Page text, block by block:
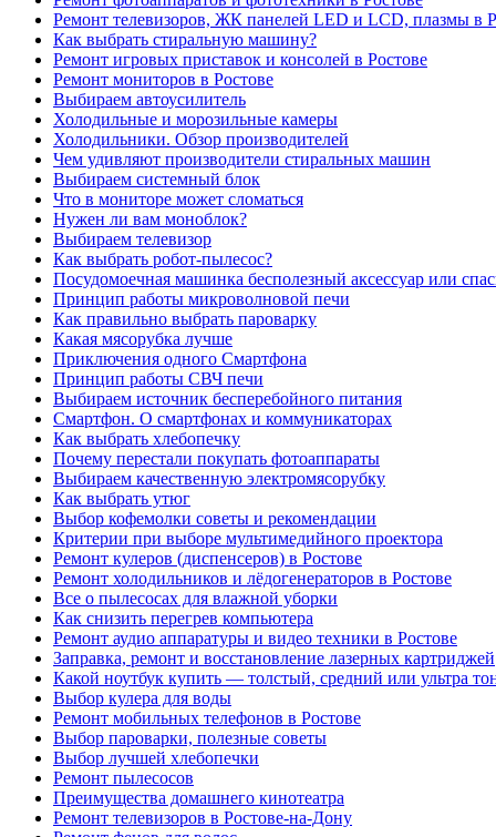
Ремонт телевизоров, ЖК панелей LED и LCD, плазмы в
Как выбрать стиральную машину?
Ремонт игровых приставок и консолей в Ростове
Ремонт мониторов в Ростове
Выбираем автоусилитель
Холодильные и морозильные камеры
Холодильники. Обзор производителей
Чем удивляют производители стиральных машин
Выбираем системный блок
Что в мониторе может сломаться
Нужен ли вам моноблок?
Выбираем телевизор
Как выбрать робот-пылесос?
Посудомоечная машинка бесполезный аксессуар или
Принцип работы микроволновой печи
Как правильно выбрать пароварку
Какая мясорубка лучше
Приключения одного Смартфона
Принцип работы СВЧ печи
Выбираем источник бесперебойного питания
Смартфон. О смартфонах и коммуникаторах
Как выбрать хлебопечку
Почему перестали покупать фотоаппараты
Выбираем качественную электромясорубку
Как выбрать утюг
Выбор кофемолки советы и рекомендации
Критерии при выборе мультимедийного проектора
Ремонт кулеров (диспенсеров) в Ростове
Ремонт холодильников и лёдогенераторов в Ростове
Все о пылесосах для влажной уборки
Как снизить перегрев компьютера
Ремонт аудио аппаратуры и видео техники в Ростове
Заправка, ремонт и восстановление лазерных картриджей
Какой ноутбук купить — толстый, средний или ультра
Выбор кулера для воды
Ремонт мобильных телефонов в Ростове
Выбор пароварки, полезные советы
Выбор лучшей хлебопечки
Ремонт пылесосов
Преимущества домашнего кинотеатра
Ремонт телевизоров в Ростове-на-Дону